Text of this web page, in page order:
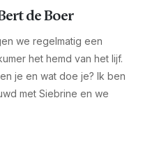
de Boer
we regelmatig een
het hemd van het lijf.
je en wat doe je? Ik ben
met Siebrine en we